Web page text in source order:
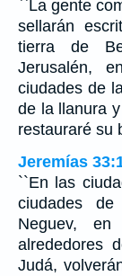
``La gente
sellarán
tierra de
Jerusalén,
ciudades de
de la llanura
restauraré su
Jeremías
``En las
ciudades
Neguev,
alrededores
Judá,